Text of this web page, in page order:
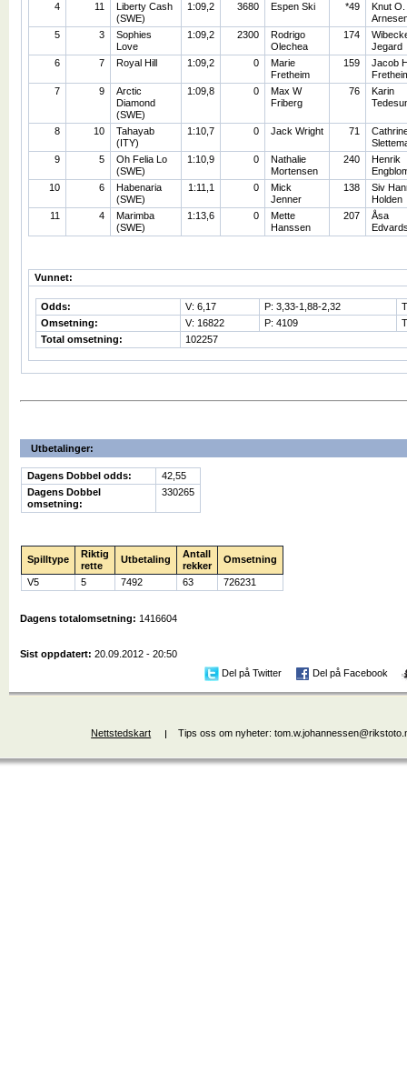
4
11
Liberty Cash
(SWE)
1:09,2 3680 Espen Ski *49
Knut O.
5
3
Sophies
Love
1:09,2 2300
Rodrigo
Olechea
174
Jegard
6
7 Royal Hill 1:09,2 0
Marie
Fretheim
159
Jacob
7
9
Arctic
Diamond
(SWE)
1:09,8 0
Max W
Friberg
76
Karin
8 10
Tahayab
(ITY)
1:10,7 0 Jack Wright 71
9
5
Oh Felia Lo
(SWE)
1:10,9 0
Nathalie
Mortensen
240
Henrik
10
6
Habenaria
(SWE)
1:11,1 0
Mick
Jenner
138
Siv
Holden
11
4
Marimba
(SWE)
1:13,6 0
Mette
Hanssen
207
Åsa
Vunnet:
Odds: V: 6,17 P: 3,33-1,88-2,32
Omsetning:
V: 16822 P: 4109
Total omsetning:
102257
Utbetalinger:
Dagens Dobbel odds:
42,55
Dagens Dobbel
omsetning:
330265
Spilltype
Riktig
rette
Utbetaling
Antall
rekker
Omsetning
V5 5 7492 63 726231
Dagens totalomsetning: 1416604
Sist oppdatert:20.09.2012 - 20:50
Del på Twitter
Del på Facebook
Nettstedskart Tips oss om nyheter: